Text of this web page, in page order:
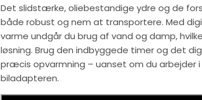
Det slidstærke, oliebestandige ydre og de
både robust og nem at transportere. Med
varme undgår du brug af vand og damp,
løsning. Brug den indbyggede timer og det
præcis opvarmning – uanset om du arbejder i
biladapteren.